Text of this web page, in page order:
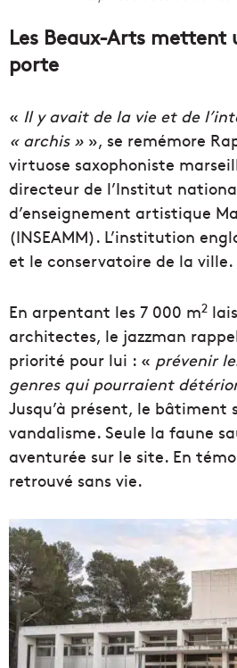
Les Beaux-Arts mettent
porte
« Il y avait de la vie et de
« archis » », se remémore
virtuose saxophoniste
directeur de l’Institut
d’enseignement artistique
(INSEAMM). L’institution
et le conservatoire de la ville.
En arpentant les 7 000 m2
architectes, le jazzman
priorité pour lui : « prévenir
genres qui pourraient
Jusqu’à présent, le bâtiment
vandalisme. Seule la faune
aventurée sur le site. En
retrouvé sans vie.